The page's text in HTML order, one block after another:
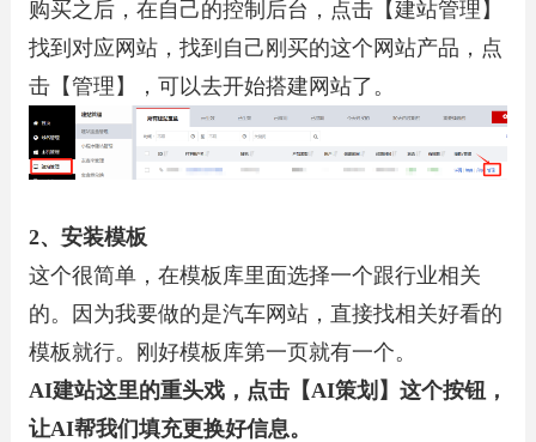
购买之后，在自己的控制后台，点击【建站管理】
找到对应网站，找到自己刚买的这个网站产品，点
击【管理】，可以去开始搭建网站了。
2、安装模板
这个很简单，在模板库里面选择一个跟行业相关
的。因为我要做的是汽车网站，直接找相关好看的
模板就行。刚好模板库第一页就有一个。
AI建站这里的重头戏，点击【AI策划】这个按钮，
让AI帮我们填充更换好信息。